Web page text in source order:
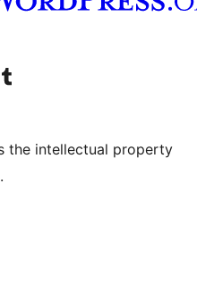
ເຮົາ
ຢ້ຽມຊົມບັນຊີ Tumblr ຂອງພວກເຮົາ
the intellectual property